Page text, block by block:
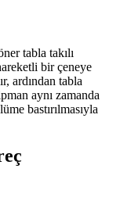
tabla takılı
bir çeneye
ardından tabla
aynı zamanda
bastırılmasıyla